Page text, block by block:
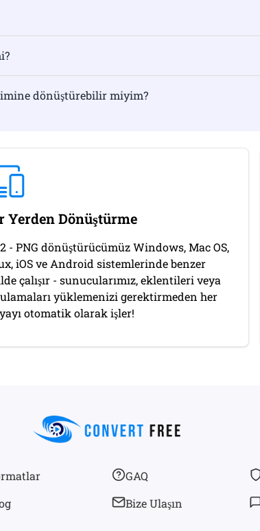
dönüştürebilir miyim?
Yerden Dönüştürme
- PNG dönüştürücümüz Windows, Mac OS,
iOS ve Android sistemlerinde benzer
çalışır - sunucularımız, eklentileri veya
yüklemenizi gerektirmeden her
otomatik olarak işler!
GAQ
Bize Ulaşın